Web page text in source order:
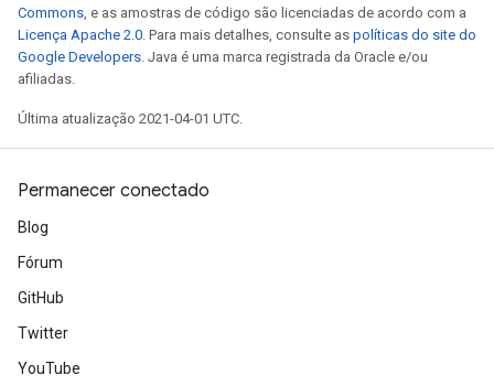
Commons, e as amostras de código são licenciadas de acordo com a
Licença Apache 2.0. Para mais detalhes, consulte as políticas do site do
Google Developers. Java é uma marca registrada da Oracle e/ou
afiliadas.
Última atualização 2021-04-01 UTC.
Permanecer conectado
Blog
Fórum
GitHub
Twitter
YouTube